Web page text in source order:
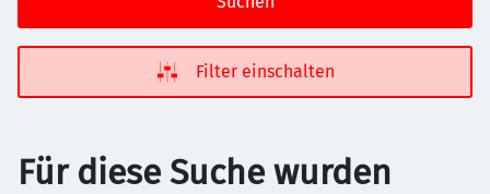
Filter einschalten
Für diese Suche wurden